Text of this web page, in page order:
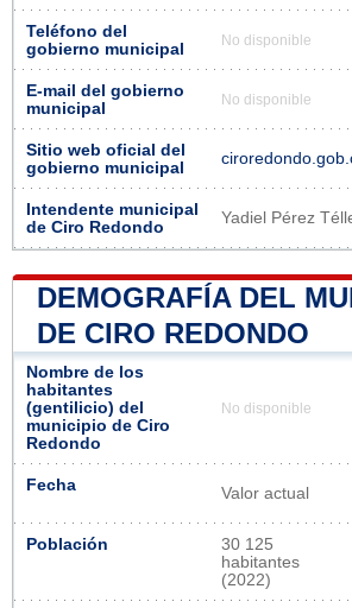
Teléfono del
gobierno municipal
No disponible
E-mail del gobierno
municipal
No disponible
Sitio web oficial del
gobierno municipal
Intendente municipal
de Ciro Redondo
Yadiel Pérez
DEMOGRAFÍA DEL
DE CIRO REDONDO
Nombre de los
habitantes
(gentilicio) del
municipio de Ciro
Redondo
No disponible
Fecha Valor actual
Población
30 125
habitantes
(2022)